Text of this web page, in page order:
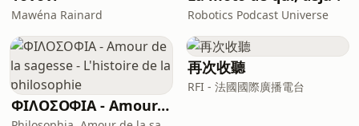
Mawéna Rainard Robotics Podcast Universe
ΦΙΛΟΣΟΦΙΑ - Amour de la sagesse - L'histoire de la philosophie
再次收聽
RFI - 法國國際廣播電台